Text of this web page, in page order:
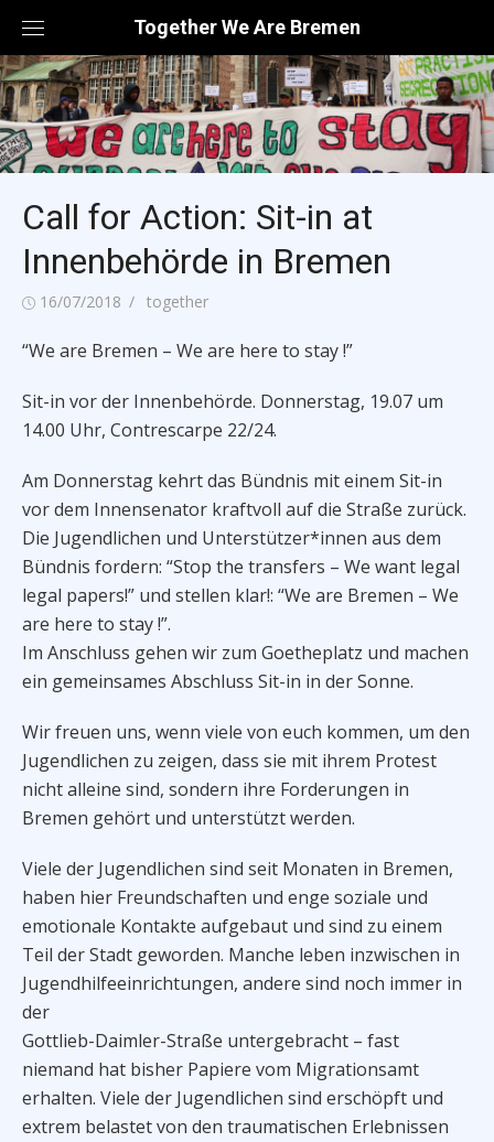
content
Together We Are Bremen
Call for Action: Sit-in at
Innenbehörde in Bremen
Posted
16/07/2018 Author
together
“We are Bremen – We are here to stay !”
Sit-in vor der Innenbehörde. Donnerstag, 19.07 um
14.00 Uhr, Contrescarpe 22/24.
Am Donnerstag kehrt das Bündnis mit einem Sit-in
vor dem Innensenator kraftvoll auf die Straße zurück.
Die Jugendlichen und Unterstützer*innen aus dem
Bündnis fordern: “Stop the transfers – We want legal
legal papers!” und stellen klar!: “We are Bremen – We
are here to stay !”.
Im Anschluss gehen wir zum Goetheplatz und machen
ein gemeinsames Abschluss Sit-in in der Sonne.
Wir freuen uns, wenn viele von euch kommen, um den
Jugendlichen zu zeigen, dass sie mit ihrem Protest
nicht alleine sind, sondern ihre Forderungen in
Bremen gehört und unterstützt werden.
Viele der Jugendlichen sind seit Monaten in Bremen,
haben hier Freundschaften und enge soziale und
emotionale Kontakte aufgebaut und sind zu einem
Teil der Stadt geworden. Manche leben inzwischen in
Jugendhilfeeinrichtungen, andere sind noch immer in
der
Gottlieb-Daimler-Straße untergebracht – fast
niemand hat bisher Papiere vom Migrationsamt
erhalten. Viele der Jugendlichen sind erschöpft und
extrem belastet von den traumatischen Erlebnissen